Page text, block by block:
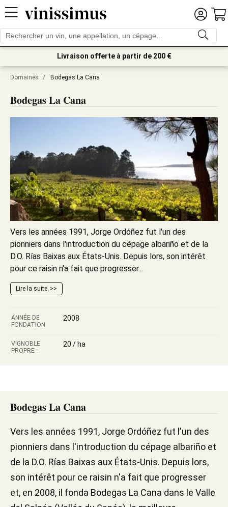
Livraison offerte à partir de 200 €
Domaines / Bodegas La Cana
Bodegas La Cana
Vers les années 1991, Jorge Ordóñez fut l'un des
pionniers dans l'introduction du cépage albariño et de la
D.O. Rías Baixas aux États-Unis. Depuis lors, son intérêt
pour ce raisin n'a fait que progresser...
Lire la suite
ANNÉE DE
FONDATION
2008
VIGNOBLE
PROPRE :
20 / ha
Bodegas La Cana
Vers les années 1991, Jorge Ordóñez fut l'un des
pionniers dans l'introduction du cépage albariño et
de la D.O. Rías Baixas aux États-Unis. Depuis lors,
son intérêt pour ce raisin n'a fait que progresser
et, en 2008, il fonda Bodegas La Cana dans le Valle